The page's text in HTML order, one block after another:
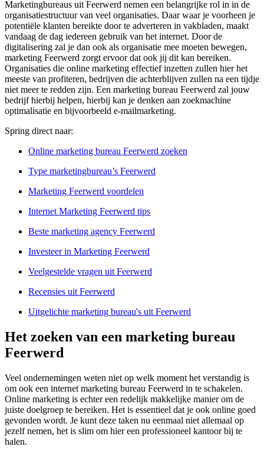
Marketingbureaus uit Feerwerd nemen een belangrijke rol in in de
organisatiestructuur van veel organisaties. Daar waar je voorheen je
potentiële klanten bereikte door te adverteren in vakbladen, maakt
vandaag de dag iedereen gebruik van het internet. Door de
digitalisering zal je dan ook als organisatie mee moeten bewegen,
marketing Feerwerd zorgt ervoor dat ook jij dit kan bereiken.
Organisaties die online marketing effectief inzetten zullen hier het
meeste van profiteren, bedrijven die achterblijven zullen na een tijdje
niet meer te redden zijn. Een marketing bureau Feerwerd zal jouw
bedrijf hierbij helpen, hierbij kan je denken aan zoekmachine
optimalisatie en bijvoorbeeld e-mailmarketing.
Spring direct naar:
Online marketing bureau Feerwerd zoeken
Type marketingbureau’s Feerwerd
Marketing Feerwerd voordelen
Internet Marketing Feerwerd tips
Beste marketing agency Feerwerd
Investeer in Marketing Feerwerd
Veelgestelde vragen uit Feerwerd
Recensies uit Feerwerd
Uitgelichte marketing bureau's uit Feerwerd
Het zoeken van een marketing bureau
Feerwerd
Veel ondernemingen weten niet op welk moment het verstandig is
om ook een internet marketing bureau Feerwerd in te schakelen.
Online marketing is echter een redelijk makkelijke manier om de
juiste doelgroep te bereiken. Het is essentieel dat je ook online goed
gevonden wordt. Je kunt deze taken nu eenmaal niet allemaal op
jezelf nemen, het is slim om hier een professioneel kantoor bij te
halen.